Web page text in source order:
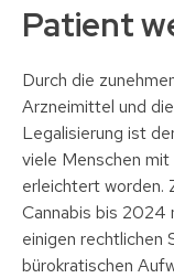
Patient
Durch die
Arzneimittel und
Legalisierung ist
viele Menschen
erleichtert worden.
Cannabis bis 2024
einigen rechtlichen
bürokratischen